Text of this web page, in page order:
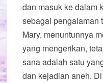
dan masuk ke dalam
sebagai pengalaman
Mary, menuntunnya
yang mengerikan,
sana adalah satu
dan kejadian aneh.